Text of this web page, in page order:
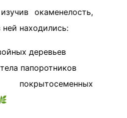
окаменелость,
находились:
деревьев
папоротников